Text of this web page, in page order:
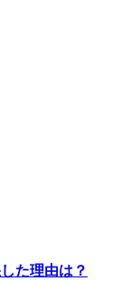
た理由は？